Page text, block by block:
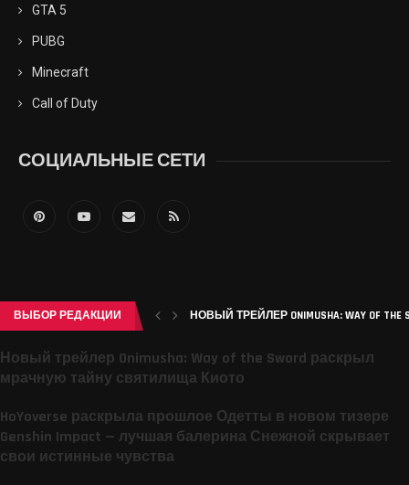
GTA 5
PUBG
Minecraft
Call of Duty
СОЦИАЛЬНЫЕ СЕТИ
ВЫБОР РЕДАКЦИИ НОВЫЙ ТРЕЙЛЕР ONIMUSHA: WAY OF THE
Новый трейлер Onimusha: Way of the Sword раскрыл
мрачную тайну святилища Киото
HoYoverse раскрыла прошлое Одетты в новом тизере
Genshin Impact — лучшая балерина Снежной скрывает
свои истинные чувства